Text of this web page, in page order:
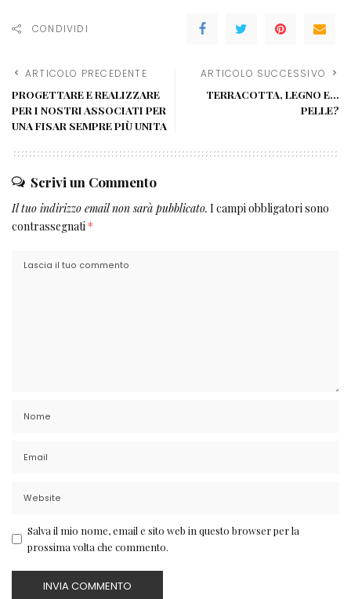
CONDIVIDI
ARTICOLO PRECEDENTE
PROGETTARE E REALIZZARE
PER I NOSTRI ASSOCIATI PER
UNA FISAR SEMPRE PIÙ UNITA
ARTICOLO SUCCESSIVO
TERRACOTTA, LEGNO E…
PELLE?
Scrivi un Commento
Il tuo indirizzo email non sarà pubblicato. I campi obbligatori sono
contrassegnati *
Salva il mio nome, email e sito web in questo browser per la
prossima volta che commento.